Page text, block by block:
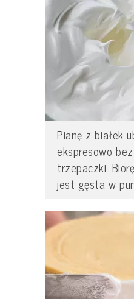
Pianę z białek
ekspresowo
trzepaczki.
jest gęsta w